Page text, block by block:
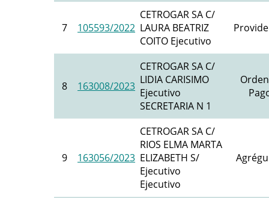
7 105593/2022
CETROGAR SA C/
LAURA BEATRIZ
COITO Ejecutivo
8 163008/2023
CETROGAR SA C/
LIDIA CARISIMO
Ejecutivo
SECRETARIA N 1
9 163056/2023
CETROGAR SA C/
RIOS ELMA MARTA
ELIZABETH S/
Ejecutivo
Ejecutivo